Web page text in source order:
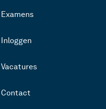
Examens
Inloggen
Vacatures
Contact